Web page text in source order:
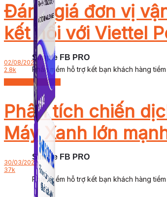
Simple FB PRO
Phần mềm hỗ trợ kết bạn khách hàng
Simple FB PRO
Phần mềm hỗ trợ kết bạn khách hàng
Đánh giá đơn vị
kết nối với Viettel
02/08/2022
2.8k
Kiến thức Marketing
Phân tích chiến
Máy Xanh lớn
30/03/2023
37k